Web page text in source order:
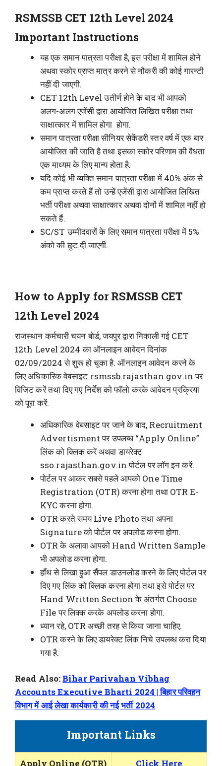
RSMSSB CET 12th Level 2024
Important Instructions
यह एक समान पात्रता परीक्षा है, इस परीक्षा में शामिल होने
अथवा स्कोर प्राप्त मात्र करने से नौकरी की कोई गारन्टी
नहीं दी जाएगी.
CET 12th Level उतीर्ण होने के बाद भी आपको
अलग-अलग एजेंसी द्वारा आयोजित लिखित परीक्षा तथा
साक्षात्कार में शामिल होगा होगा.
समान पात्रता परीक्षा सीनियर सेकेंडरी स्तर वर्ष में एक बार
आयोजित की जाति है तथा इसका स्कोर परिणाम की वैधता
एक माध्यम के लिए मान्य होता है.
यदि कोई भी व्यक्ति समान पात्रता परीक्षा में 40% अंक से
कम प्राप्त करते हैं तो उन्हें एजेंसी द्वारा आयोजित लिखित
भर्ती परीक्षा अथवा साक्षात्कार अथवा दोनों में शामिल नहीं हो
सकते हैं.
SC/ST उम्मीदवारों के लिए समान पात्रता परीक्षा में 5%
अंको की छुट दी जाएगी.
How to Apply for RSMSSB CET
12th Level 2024
राजस्थान कर्मचारी चयन बोर्ड, जयपुर द्वारा निकाली गई CET
12th Level 2024 का ऑनलाइन आवेदन दिनांक
02/09/2024 से शुरू हो चूका है. ऑनलाइन आवेदन करने के
लिए अधिकारिक वेबसाइट rsmssb.rajasthan.gov.in पर
विजिट करें तथा दिए गए निर्देश को फॉलो करके आवेदन प्रक्रिया
को पूरा करें.
अधिकारिक वेबसाइट पर जाने के बाद, Recruitment
Advertisment पर उपलब्ध “Apply Online”
लिंक को क्लिक करें अथवा डायरेक्ट
sso.rajasthan.gov.in पोर्टल पर लॉग इन करें.
पोर्टल पर आकर सबसे पहले आपको One Time
Registration (OTR) करना होगा तथा OTR E-
KYC करना होगा.
OTR करते समय Live Photo तथा अपना
Signature को पोर्टल पर अपलोड करना होगा.
OTR के अलावा आपको Hand Written Sample
भी अपलोड करना होगा.
हाँथ से लिखा हुआ सैंपल डाउनलोड करने के लिए पोर्टल पर
दिए गए लिंक को क्लिक करना होगा तथा इसे पोर्टल पर
Hand Written Section के अंतर्गत Choose
File पर लिक्क करके अपलोड करना होगा.
ध्यान रहे, OTR अच्छी तरह से किया जाना चाहिए.
OTR करने के लिए डायरेक्ट लिंक निचे उपलब्ध करा दिया
गया है.
Read Also:Bihar Parivahan Vibhag
Accounts Executive Bharti 2024 | बिहार परिवहन
विभाग में आई लेखा कार्यकारी की नई भर्ती 2024
Important Links
Apply Online (OTR)
Click Here